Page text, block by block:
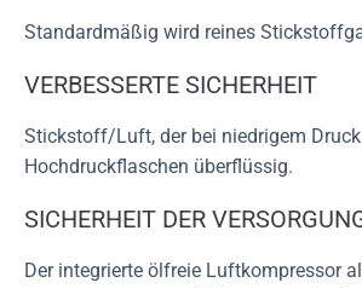
Standardmäßig wird reines
VERBESSERTE SICHERHEIT
Stickstoff/Luft, der bei niedrigem
Hochdruckflaschen überflüssig.
SICHERHEIT DER
Der integrierte ölfreie Luftkompressor